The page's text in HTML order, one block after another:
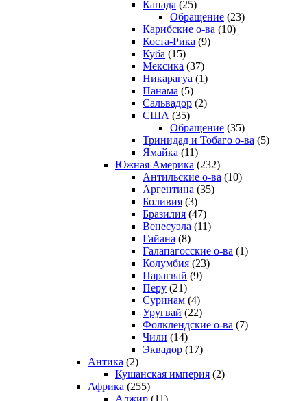
Канада (25)
Обращение (23)
Карибские о-ва (10)
Коста-Рика (9)
Куба (15)
Мексика (37)
Никарагуа (1)
Панама (5)
Сальвадор (2)
США (35)
Обращение (35)
Тринидад и Тобаго о-ва (5)
Ямайка (11)
Южная Америка (232)
Антильские о-ва (10)
Аргентина (35)
Боливия (3)
Бразилия (47)
Венесуэла (11)
Гайана (8)
Галапагосские о-ва (1)
Колумбия (23)
Парагвай (9)
Перу (21)
Суринам (4)
Уругвай (22)
Фолклендские о-ва (7)
Чили (14)
Эквадор (17)
Антика (2)
Кушанская империя (2)
Африка (255)
Алжир (11)